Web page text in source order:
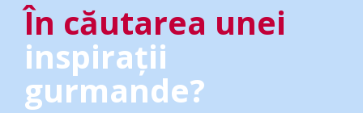
În căutarea unei
inspirații
gurmande?